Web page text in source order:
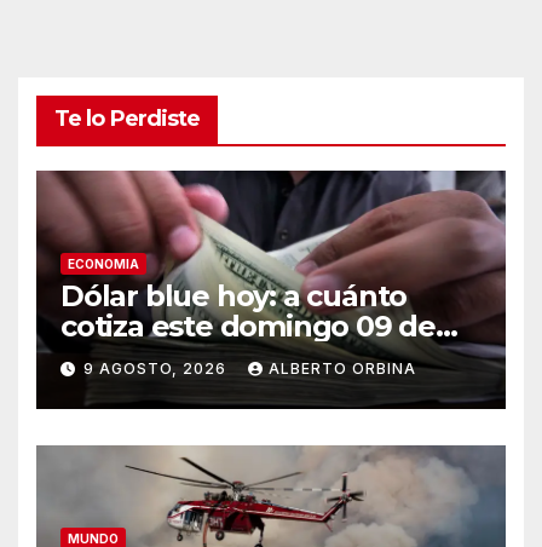
Te lo Perdiste
ECONOMIA
Dólar blue hoy: a cuánto
cotiza este domingo 09 de
agosto
9 AGOSTO, 2026 ALBERTO ORBINA
MUNDO